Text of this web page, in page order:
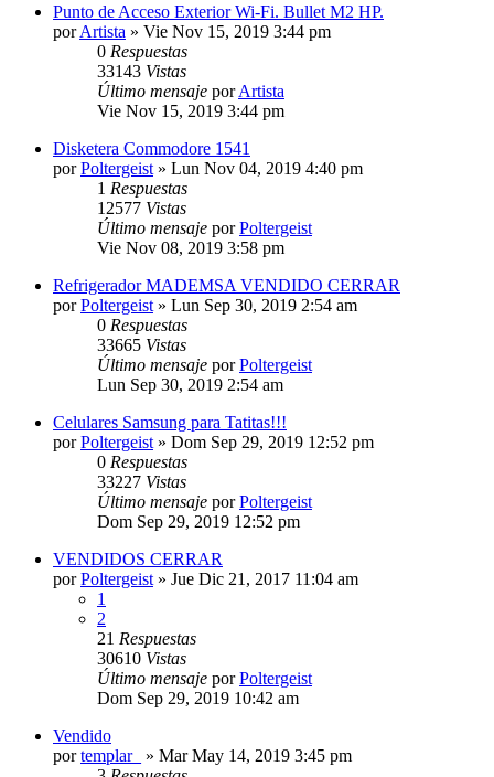
Punto de Acceso Exterior Wi-Fi. Bullet M2 HP.
porArtista » Vie Nov 15, 2019 3:44 pm
0 Respuestas
33143 Vistas
Último mensaje porArtista
Vie Nov 15, 2019 3:44 pm
Disketera Commodore 1541
porPoltergeist » Lun Nov 04, 2019 4:40 pm
1 Respuestas
12577 Vistas
Último mensaje porPoltergeist
Vie Nov 08, 2019 3:58 pm
Refrigerador MADEMSA VENDIDO CERRAR
porPoltergeist » Lun Sep 30, 2019 2:54 am
0 Respuestas
33665 Vistas
Último mensaje porPoltergeist
Lun Sep 30, 2019 2:54 am
Celulares Samsung para Tatitas!!!
porPoltergeist » Dom Sep 29, 2019 12:52 pm
0 Respuestas
33227 Vistas
Último mensaje porPoltergeist
Dom Sep 29, 2019 12:52 pm
VENDIDOS CERRAR
porPoltergeist » Jue Dic 21, 2017 11:04 am
1
2
21 Respuestas
30610 Vistas
Último mensaje porPoltergeist
Dom Sep 29, 2019 10:42 am
Vendido
portemplar_ » Mar May 14, 2019 3:45 pm